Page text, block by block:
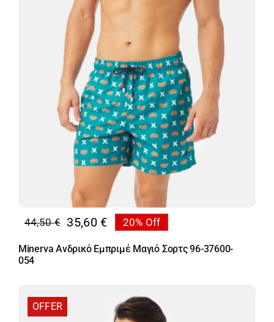
44,50€
Original
price
was:
35,60 €
Η
τρέχουσα
τιμή
20% Off
Minerva Ανδρικό Εμπριμέ Μαγιό Σορτς 96-37600-
054
OFFER